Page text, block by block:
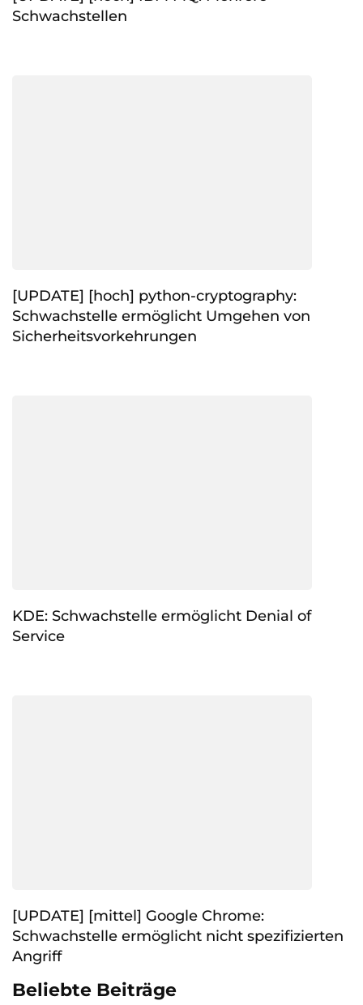
Schwachstellen
[UPDATE] [hoch] python-cryptography:
Schwachstelle ermöglicht Umgehen von
Sicherheitsvorkehrungen
KDE: Schwachstelle ermöglicht Denial of
Service
[UPDATE] [mittel] Google Chrome:
Schwachstelle ermöglicht nicht spezifizierten
Angriff
Beliebte Beiträge